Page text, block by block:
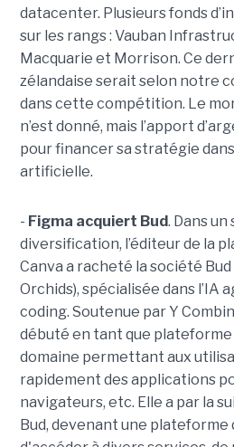
datacenter. Plusieurs fonds
sur les rangs : Vauban
Macquarie et Morrison. Ce
zélandaise serait selon notre
dans cette compétition. Le
n’est donné, mais l’apport
pour financer sa stratégie
artificielle.
- Figma acquiert Bud. Dans un
diversification, l’éditeur de la
Canva a racheté la société
Orchids), spécialisée dans l’IA
coding. Soutenue par Y
débuté en tant que
domaine permettant aux
rapidement des applications
navigateurs, etc. Elle a par la
Bud, devenant une plateforme